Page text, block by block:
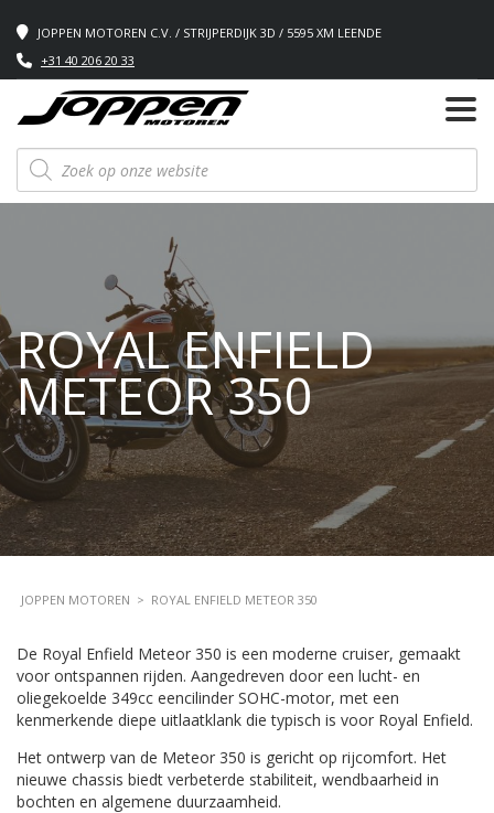
JOPPEN MOTOREN C.V. / STRIJPERDIJK 3D / 5595 XM LEENDE
+31 40 206 20 33
Producten
zoeken
ROYAL ENFIELD
METEOR 350
JOPPEN MOTOREN > ROYAL ENFIELD METEOR 350
De Royal Enfield Meteor 350 is een moderne cruiser, gemaakt
voor ontspannen rijden. Aangedreven door een lucht- en
oliegekoelde 349cc eencilinder SOHC-motor, met een
kenmerkende diepe uitlaatklank die typisch is voor Royal Enfield.
Het ontwerp van de Meteor 350 is gericht op rijcomfort. Het
nieuwe chassis biedt verbeterde stabiliteit, wendbaarheid in
bochten en algemene duurzaamheid.